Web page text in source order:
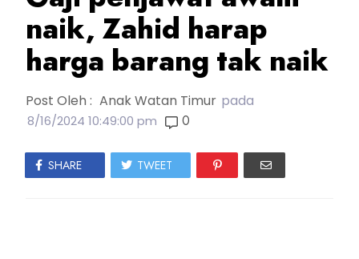
naik, Zahid harap
harga barang tak naik
Post Oleh : Anak Watan Timur pada
8/16/2024 10:49:00 pm 0
SHARE TWEET